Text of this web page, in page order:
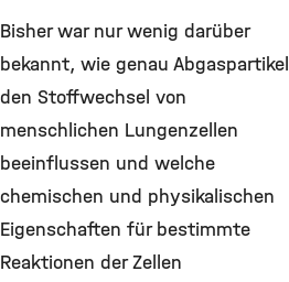
Bisher war nur wenig darüber
bekannt, wie genau Abgaspartikel
den Stoffwechsel von
menschlichen Lungenzellen
beeinflussen und welche
chemischen und physikalischen
Eigenschaften für bestimmte
Reaktionen der Zellen